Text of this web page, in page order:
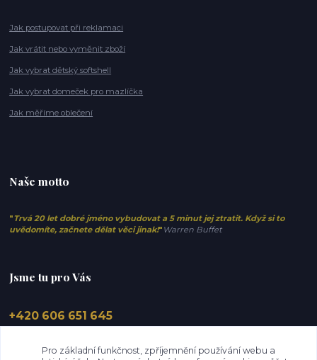
Jak postupovat při reklamaci
Jak vrátit nebo vyměnit zboží
Jak vybrat dětský softshell
Jak vybrat domeček pro mazlíčka
Jak měříme oblečení
Naše motto
" Trvá 20 let dobré jméno vybudovat a 5 minut jej ztratit. Když si to
uvědomíte, začnete dělat věci jinak!" Warren Buffet
Jsme tu pro Vás
+420 606 651 645
info@elfino.cz
Pro základní funkčnost, zpříjemnění používání webu a